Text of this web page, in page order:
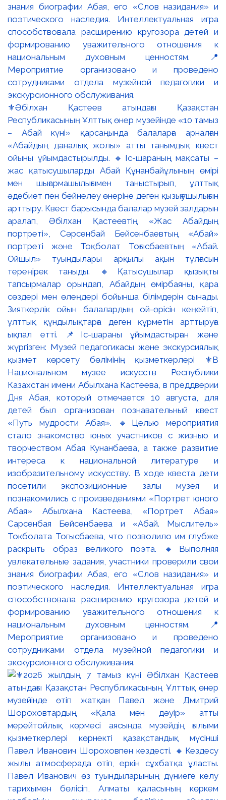
⚜️Әбілхан Қастеев атындағы Қазақстан
Республикасының Ұлттық өнер музейінде «10 тамыз
– Абай күні» қарсаңында балаларға арналған
«Абайдың даналық жолы» атты танымдық квест
ойыны ұйымдастырылды. 🔹Іс-шараның мақсаты –
жас қатысушыларды Абай Құнанбайұлының өмірі
мен шығармашылығымен таныстырып, ұлттық
әдебиет пен бейнелеу өнеріне деген қызығушылығын
арттыру. Квест барысында балалар музей залдарын
аралап, Әбілхан Қастеевтің «Жас Абайдың
портреті», Сәрсенбай Бейсенбаевтың «Абай»
портреті және Тоқболат Тоғысбаевтың «Абай.
Ойшыл» туындылары арқылы ақын тұлғасын
тереңірек таныды. 🔸Қатысушылар қызықты
тапсырмалар орындап, Абайдың өмірбаяны, қара
сөздері мен өлеңдері бойынша білімдерін сынады.
Зияткерлік ойын балалардың ой-өрісін кеңейтіп,
ұлттық құндылықтарға деген құрметін арттыруға
ықпал етті. 📌Іс-шараны ұйымдастырған және
жүргізген: Музей педагогикасы және экскурсиялық
қызмет көрсету бөлімінің қызметкерлері ⚜️В
Национальном музее искусств Республики
Казахстан имени Абылхана Кастеева, в преддверии
Дня Абая, который отмечается 10 августа, для
детей был организован познавательный квест
«Путь мудрости Абая». 🔹Целью мероприятия
стало знакомство юных участников с жизнью и
творчеством Абая Кунанбаева, а также развитие
интереса к национальной литературе и
изобразительному искусству. В ходе квеста дети
посетили экспозиционные залы музея и
познакомились с произведениями «Портрет юного
Абая» Абылхана Кастеева, «Портрет Абая»
Сарсенбая Бейсенбаева и «Абай. Мыслитель»
Токболата Тогысбаева, что позволило им глубже
раскрыть образ великого поэта. 🔸Выполняя
увлекательные задания, участники проверили свои
знания биографии Абая, его «Слов назидания» и
поэтического наследия. Интеллектуальная игра
способствовала расширению кругозора детей и
формированию уважительного отношения к
национальным духовным ценностям. 📍
Мероприятие организовано и проведено
сотрудниками отдела музейной педагогики и
экскурсионного обслуживания.